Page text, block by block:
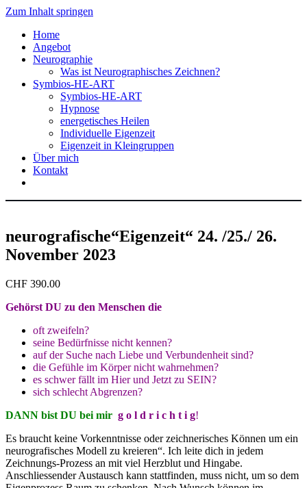
Zum Inhalt springen
Home
Angebot
Neurographie
Was ist Neurographisches Zeichnen?
Symbios-HE-ART
Symbios-HE-ART
Hypnose
energetisches Heilen
Individuelle Eigenzeit
Eigenzeit in Kleingruppen
Über mich
Kontakt
neurografische“Eigenzeit“ 24. /25./ 26.
November 2023
CHF 390.00
Gehörst DU zu den Menschen die
oft zweifeln?
seine Bedürfnisse nicht kennen?
auf der Suche nach Liebe und Verbundenheit sind?
die Gefühle im Körper nicht wahrnehmen?
es schwer fällt im Hier und Jetzt zu SEIN?
sich schlecht Abgrenzen?
DANN bist DU bei mir g o l d r i c h t i g!
Es braucht keine Vorkenntnisse oder zeichnerisches Können um ein
neurografisches Modell zu kreieren“. Ich leite dich in jedem
Zeichnungs-Prozess an mit viel Herzblut und Hingabe.
Anschliessender Austausch kann stattfinden, muss nicht, um so dem